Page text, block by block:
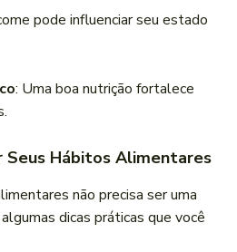
pode influenciar seu estado
: Uma boa nutrição fortalece
Seus Hábitos Alimentares
não precisa ser uma
dicas práticas que você